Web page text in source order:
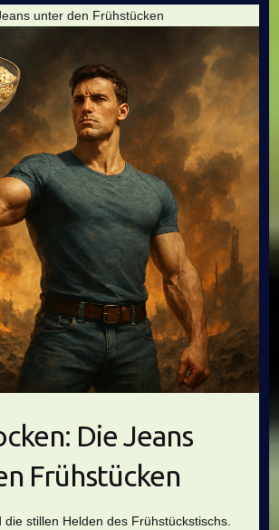
unter den Frühstücken
Die Jeans
Frühstücken
die stillen Helden des Frühstückstischs.